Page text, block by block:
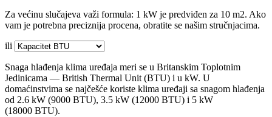
Za većinu slučajeva važi formula: 1 kW je predviđen za 10 m2. Ako
vam je potrebna preciznija procena, obratite se našim stručnjacima.
ili
Snaga hlađenja klima uređaja meri se u Britanskim Toplotnim
Jedinicama — British Thermal Unit (BTU) i u kW. U
domaćinstvima se najčešće koriste klima uređaji sa snagom hlađenja
od 2.6 kW (9000 BTU), 3.5 kW (12000 BTU) i 5 kW
(18000 BTU).